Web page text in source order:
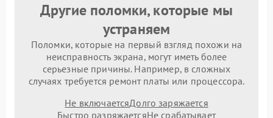
Другие поломки, которые мы
устраняем
Поломки, которые на первый взгляд похожи на
неисправность экрана, могут иметь более
серьезные причины. Например, в сложных
случаях требуется ремонт платы или процессора.
Не включаетсяДолго заряжается
Быстро разряжаетсяНе срабатывает